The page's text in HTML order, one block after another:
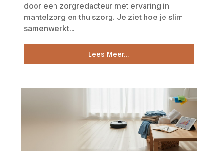
door een zorgredacteur met ervaring in
mantelzorg en thuiszorg. Je ziet hoe je slim
samenwerkt...
Lees Meer...